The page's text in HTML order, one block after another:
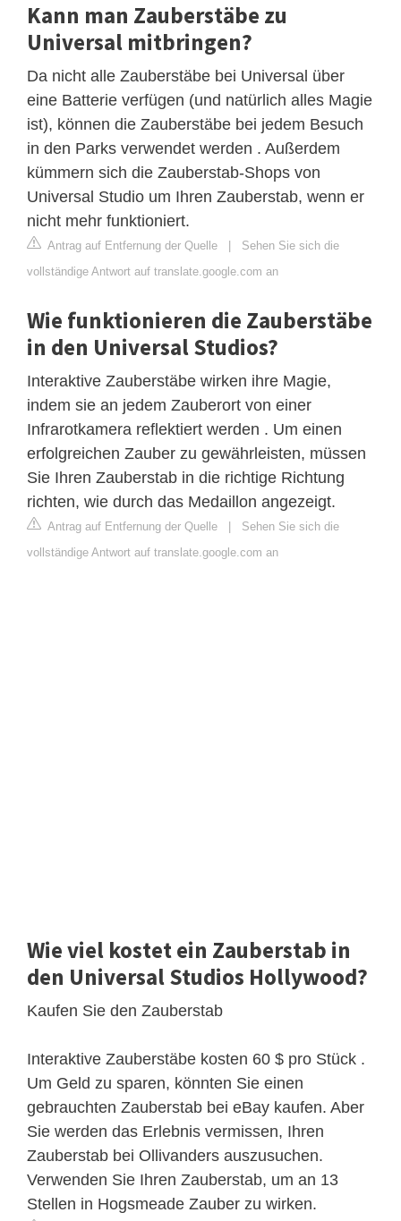
Kann man Zauberstäbe zu
Universal mitbringen?
Da nicht alle Zauberstäbe bei Universal über
eine Batterie verfügen (und natürlich alles Magie
ist), können die Zauberstäbe bei jedem Besuch
in den Parks verwendet werden . Außerdem
kümmern sich die Zauberstab-Shops von
Universal Studio um Ihren Zauberstab, wenn er
nicht mehr funktioniert.
Antrag auf Entfernung der Quelle
Sehen Sie sich die
vollständige Antwort auf translate.google.com an
Wie funktionieren die Zauberstäbe
in den Universal Studios?
Interaktive Zauberstäbe wirken ihre Magie,
indem sie an jedem Zauberort von einer
Infrarotkamera reflektiert werden . Um einen
erfolgreichen Zauber zu gewährleisten, müssen
Sie Ihren Zauberstab in die richtige Richtung
richten, wie durch das Medaillon angezeigt.
Antrag auf Entfernung der Quelle
Sehen Sie sich die
vollständige Antwort auf translate.google.com an
Wie viel kostet ein Zauberstab in
den Universal Studios Hollywood?
Kaufen Sie den Zauberstab
Interaktive Zauberstäbe kosten 60 $ pro Stück .
Um Geld zu sparen, könnten Sie einen
gebrauchten Zauberstab bei eBay kaufen. Aber
Sie werden das Erlebnis vermissen, Ihren
Zauberstab bei Ollivanders auszusuchen.
Verwenden Sie Ihren Zauberstab, um an 13
Stellen in Hogsmeade Zauber zu wirken.